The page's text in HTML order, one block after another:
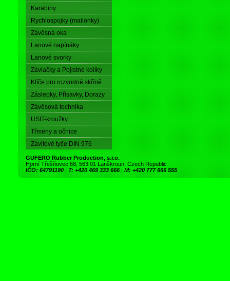
Karabiny
Rychlospojky (mailonky)
Závěsná oka
Lanové napínáky
Lanové svorky
Závlačky a Pojistné kolíky
Klíče pro rozvodné skříně
Záslepky, Přísavky, Dorazy
Závěsová technika
USIT-kroužky
Třmeny a očnice
Závitové tyče DIN 976
GUFERO Rubber Production, s.r.o.
Horní Třešňovec 68, 563 01 Lanškroun, Czech Republic
IČO: 64791190 | T: +420 469 333 666 | M: +420 777 666 555